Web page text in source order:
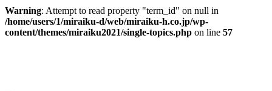
Warning: Attempt to read property "term_id" on null in
/home/users/1/miraiku-d/web/miraiku-h.co.jp/wp-
content/themes/miraiku2021/single-topics.php on line 57